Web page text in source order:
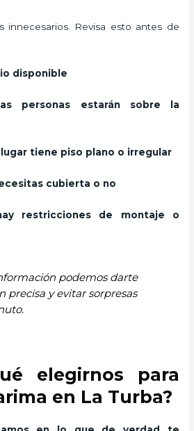
innecesarios. Revisa esto antes de
disponible
personas estarán sobre la
tiene piso plano o irregular
cubierta o no
restricciones de montaje o
podemos darte
precisa y evitar sorpresas
elegirnos para
en La Turba?